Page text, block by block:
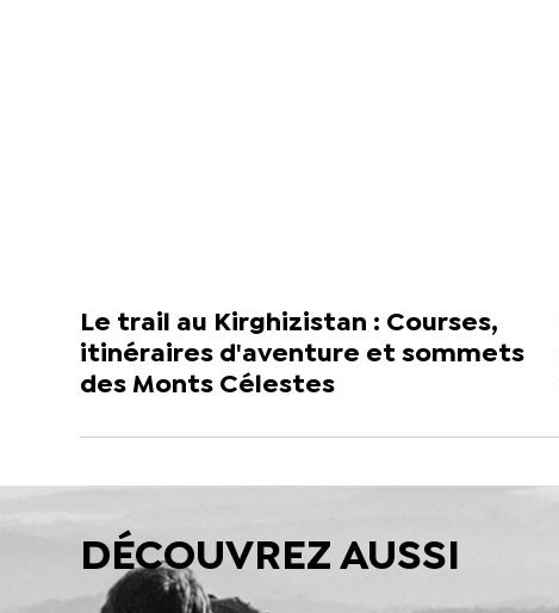
Le trail au Kirghizistan : Courses,
itinéraires d'aventure et sommets
des Monts Célestes
DÉCOUVREZ AUSSI